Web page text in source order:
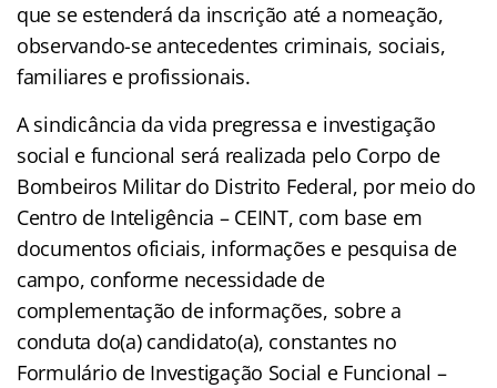
que se estenderá da inscrição até a nomeação,
observando-se antecedentes criminais, sociais,
familiares e profissionais.
A sindicância da vida pregressa e investigação
social e funcional será realizada pelo Corpo de
Bombeiros Militar do Distrito Federal, por meio do
Centro de Inteligência – CEINT, com base em
documentos oficiais, informações e pesquisa de
campo, conforme necessidade de
complementação de informações, sobre a
conduta do(a) candidato(a), constantes no
Formulário de Investigação Social e Funcional –